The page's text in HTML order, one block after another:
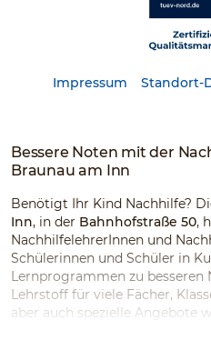
Impressum Standort-
Bessere Noten mit der
Braunau am Inn
Benötigt Ihr Kind Nachhilfe?
Inn, in der Bahnhofstraße 50,
NachhilfelehrerInnen und
Schülerinnen und Schüler in
Lernprogrammen zu
Lehrstoff für viele Fächer,
aber auch spezielle Angebote